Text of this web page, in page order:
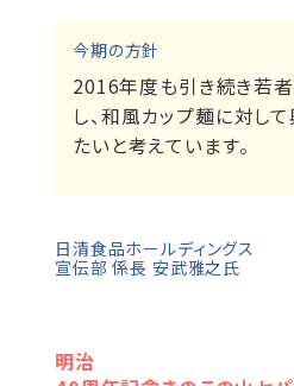
今期の方針
2016年度も引き続き若
し、和風カップ麺に対し
たいと考えています。
日清食品ホールディングス
宣伝部 係長 安武雅之氏
明治